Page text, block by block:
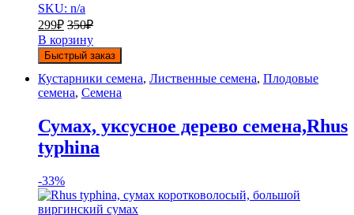
SKU: n/a
299₽ 350₽
В корзину
Быстрый заказ
Кустарники семена, Лиственные семена, Плодовые
семена, Семена
Сумах, уксусное дерево семена,Rhus
typhina
-33%